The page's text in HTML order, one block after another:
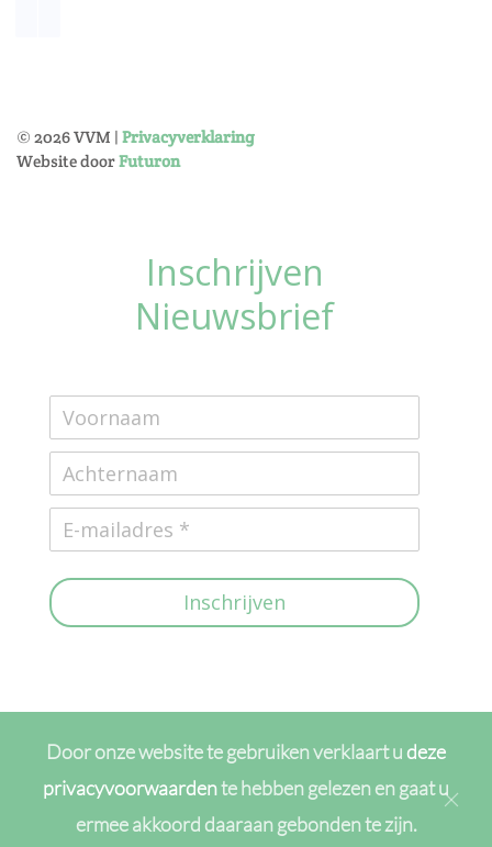
© 2026VVM | Privacyverklaring
Website doorFuturon
Inschrijven
Nieuwsbrief
Inschrijven
Door onze website te gebruiken verklaart udeze
privacyvoorwaardente hebben gelezen en gaat u
ermee akkoord daaraan gebonden te zijn.